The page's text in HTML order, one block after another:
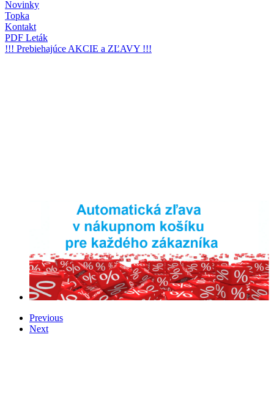
Novinky
Topka
Kontakt
PDF Leták
!!! Prebiehajúce AKCIE a ZĽAVY !!!
Previous
Next